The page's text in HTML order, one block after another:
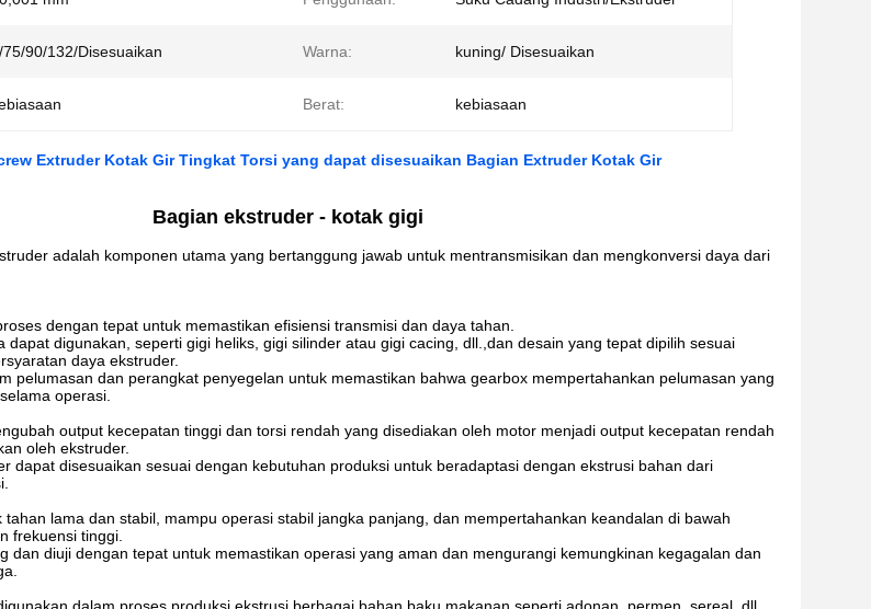
75/90/132/Disesuaikan Warna: kuning/ Disesuaikan
Berat: kebiasaan
Extruder Kotak Gir Tingkat Torsi yang dapat disesuaikan Bagian Extruder Kotak Gir
Bagian ekstruder - kotak gigi
adalah komponen utama yang bertanggung jawab untuk mentransmisikan dan mengkonversi daya dari
dengan tepat untuk memastikan efisiensi transmisi dan daya tahan.
dapat digunakan, seperti gigi heliks, gigi silinder atau gigi cacing, dll.,dan desain yang tepat dipilih sesuai
daya ekstruder.
pelumasan dan perangkat penyegelan untuk memastikan bahwa gearbox mempertahankan pelumasan yang
operasi.
output kecepatan tinggi dan torsi rendah yang disediakan oleh motor menjadi output kecepatan rendah
oleh ekstruder.
dapat disesuaikan sesuai dengan kebutuhan produksi untuk beradaptasi dengan ekstrusi bahan dari
tahan lama dan stabil, mampu operasi stabil jangka panjang, dan mempertahankan keandalan di bawah
frekuensi tinggi.
dan diuji dengan tepat untuk memastikan operasi yang aman dan mengurangi kemungkinan kegagalan dan